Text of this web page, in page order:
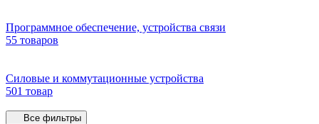
Программное обеспечение, устройства связи
55 товаров
Силовые и коммутационные устройства
501 товар
Все фильтры